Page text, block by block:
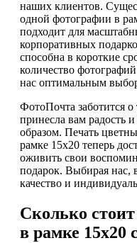
наших клиентов.
одной фотографии в
подходит для
корпоративных
способна в короткие
количество фотографий
нас оптимальным
ФотоПочта заботится
принесла вам радость
образом. Печать
рамке 15х20 теперь
оживить свои
подарок. Выбирая нас,
качество и
Сколько
в рамке 15х20